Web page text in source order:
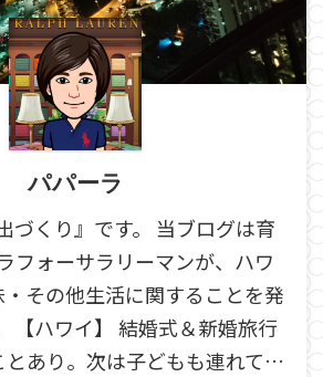
パパーラ
づくり』です。 当ブログは育
フォーサラリーマンが、ハワ
その他生活に関することを発
【ハワイ】 結婚式＆新婚旅行
とあり。次は子どもも連れて…